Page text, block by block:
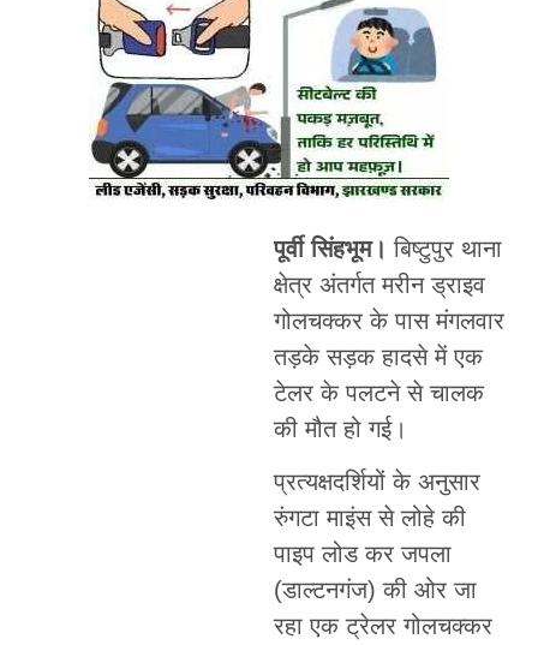
पूर्वी सिंहभूम। बिष्टुपुर थाना
क्षेत्र अंतर्गत मरीन ड्राइव
गोलचक्कर के पास मंगलवार
तड़के सड़क हादसे में एक
टेलर के पलटने से चालक
की मौत हो गई।
प्रत्यक्षदर्शियों के अनुसार
रुंगटा माइंस से लोहे की
पाइप लोड कर जपला
(डाल्टनगंज) की ओर जा
रहा एक ट्रेलर गोलचक्कर